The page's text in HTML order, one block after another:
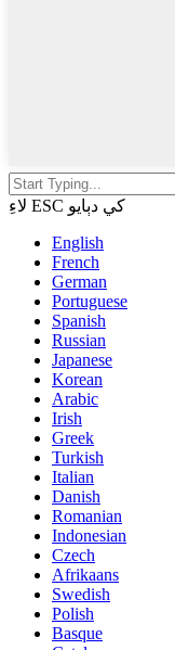
لاءِ ESC کي دٻايو
English
French
German
Portuguese
Spanish
Russian
Japanese
Korean
Arabic
Irish
Greek
Turkish
Italian
Danish
Romanian
Indonesian
Czech
Afrikaans
Swedish
Polish
Basque